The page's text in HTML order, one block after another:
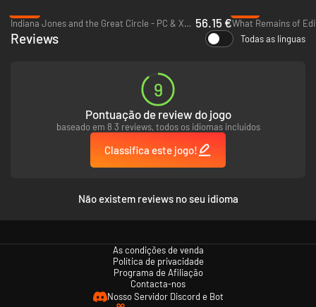
Indiana Jones and the Great Circle - PC & Xbox Series X|S (Microsoft Store) 56.15 €What Remains of
Reviews Todas as línguas
9
Pontuação de review do jogo
baseado em 8 3 reviews, todos os idiomas incluídos
Classifica este jogo!
Não existem reviews no seu idioma
As condições de venda
Política de privacidade
Programa de Afiliação
Contacta-nos
Nosso Servidor Discord e Bot